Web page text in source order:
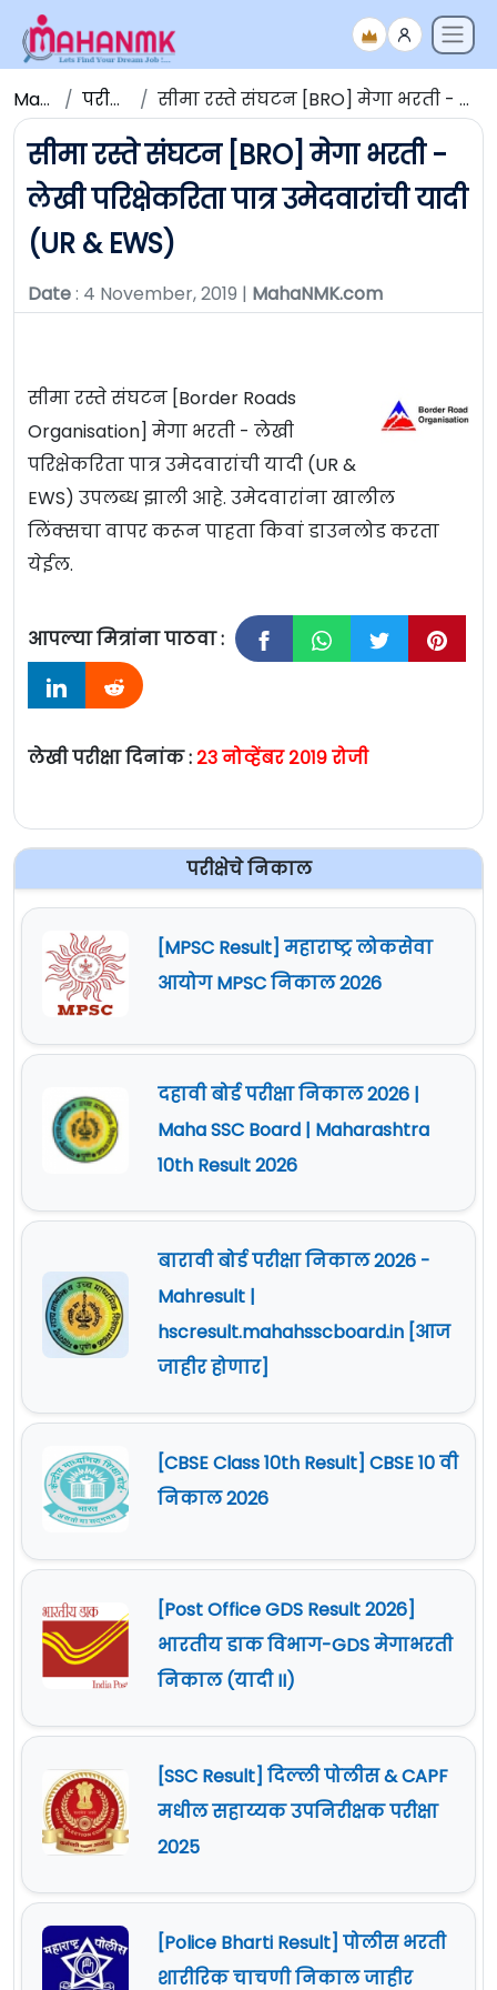
Maha NMK परीक्षेचे निकाल सीमा रस्ते संघटन [BRO] मेगा भरती - लेखी परिक्षेकरिता पात्र उमेदवारांची यादी (UR & EWS)
सीमा रस्ते संघटन [BRO] मेगा भरती -
लेखी परिक्षेकरिता पात्र उमेदवारांची यादी
(UR & EWS)
Date: 4 November, 2019 | MahaNMK.com
सीमा रस्ते संघटन [Border Roads
Organisation] मेगा भरती - लेखी
परिक्षेकरिता पात्र उमेदवारांची यादी (UR &
EWS) उपलब्ध झाली आहे. उमेदवारांना खालील
लिंक्सचा वापर करून पाहता किवां डाउनलोड करता
येईल.
आपल्या मित्रांना पाठवा :
लेखी परीक्षा दिनांक : २३ नोव्हेंबर २०१९ रोजी
परीक्षेचे निकाल
[MPSC Result] महाराष्ट्र लोकसेवा
आयोग MPSC निकाल 2026
दहावी बोर्ड परीक्षा निकाल 2026 |
Maha SSC Board | Maharashtra
10th Result 2026
बारावी बोर्ड परीक्षा निकाल 2026 -
Mahresult |
hscresult.mahahsscboard.in [आज
जाहीर होणार]
[CBSE Class 10th Result] CBSE 10 वी
निकाल 2026
[Post Office GDS Result 2026]
भारतीय डाक विभाग-GDS मेगाभरती
निकाल (यादी II)
[SSC Result] दिल्ली पोलीस & CAPF
मधील सहाय्यक उपनिरीक्षक परीक्षा
2025
[Police Bharti Result] पोलीस भरती
शारीरिक चाचणी निकाल जाहीर